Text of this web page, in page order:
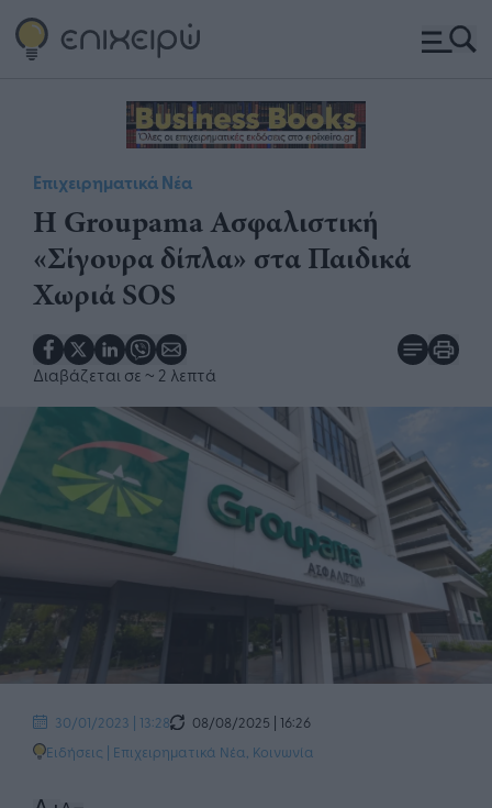
Επιχειρηματικά Νέα
Η Groupama Ασφαλιστική
«Σίγουρα δίπλα» στα Παιδικά
Χωριά SOS
Διαβάζεται σε ~ 2 λεπτά
30/01/2023 | 13:28
08/08/2025 | 16:26
Ειδήσεις | Επιχειρηματικά Νέα Κοινωνία